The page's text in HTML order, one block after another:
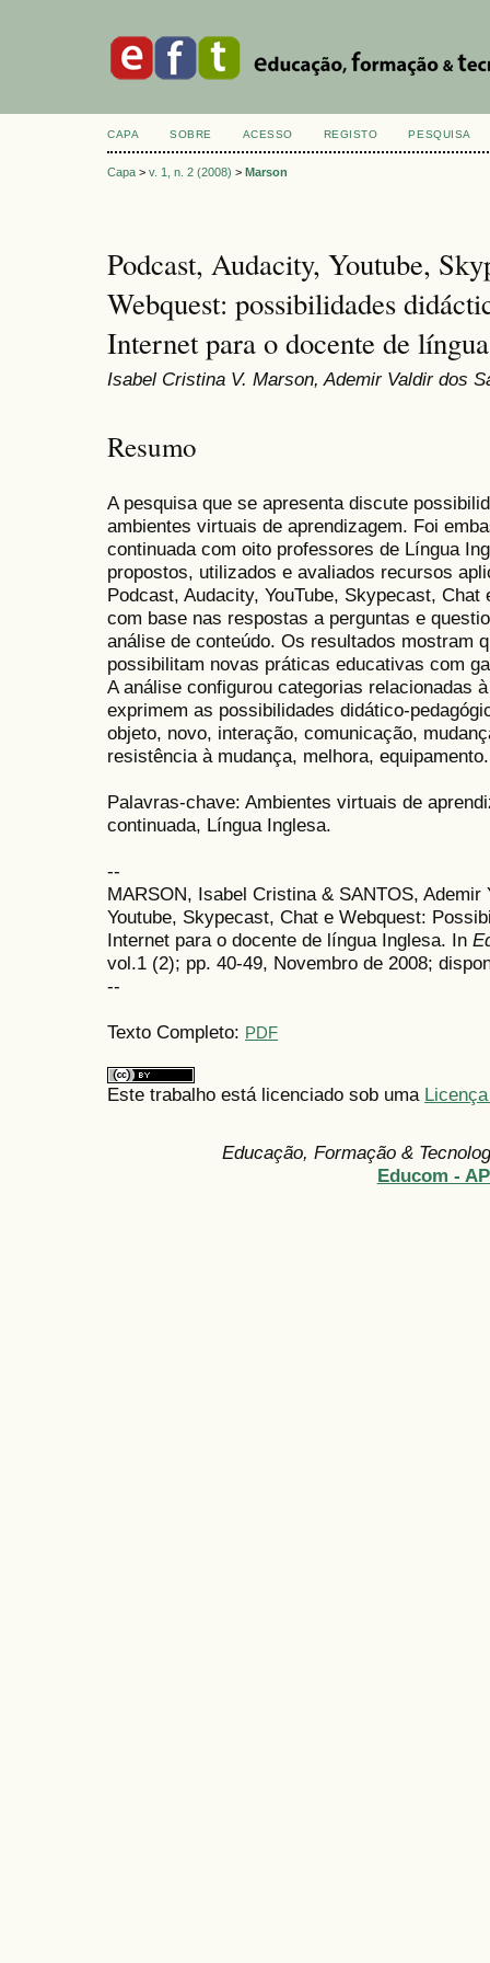
CAPA SOBRE ACESSO REGISTO PESQUISA
Capa > v. 1, n. 2 (2008) > Marson
Podcast, Audacity, Youtube,
Webquest: possibilidades
Internet para o docente de
Isabel Cristina V. Marson, Ademir Valdir dos
Resumo
A pesquisa que se apresenta discute
ambientes virtuais de aprendizagem. Foi
continuada com oito professores de Língua
propostos, utilizados e avaliados recursos
Podcast, Audacity, YouTube, Skypecast,
com base nas respostas a perguntas e
análise de conteúdo. Os resultados mostram
possibilitam novas práticas educativas com
A análise configurou categorias relacionadas
exprimem as possibilidades didático-
objeto, novo, interação, comunicação,
resistência à mudança, melhora, equipamento.
Palavras-chave: Ambientes virtuais de
continuada, Língua Inglesa.
--
MARSON, Isabel Cristina & SANTOS,
Youtube, Skypecast, Chat e Webquest:
Internet para o docente de língua Inglesa. In
vol.1 (2); pp. 40-49, Novembro de 2008;
--
Texto Completo: PDF
Este trabalho está licenciado sob uma
Educação, Formação &
Educom -